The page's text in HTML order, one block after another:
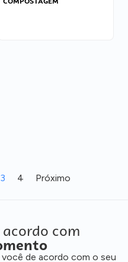
3 4 Próximo
com
de acordo com o seu